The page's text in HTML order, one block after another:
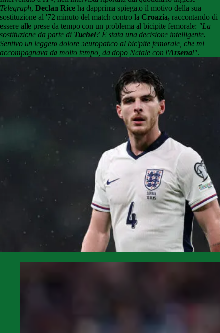
Telegraph, Declan Rice ha dapprima spiegato il motivo della sua
sostituzione al '72 minuto del match contro la Croazia, raccontando di
essere alle prese da tempo con un problema al bicipite femorale: "La
sostituzione da parte di Tuchel? È stata una decisione intelligente.
Sentivo un leggero dolore neuropatico al bicipite femorale, che mi
accompagnava da molto tempo, da dopo Natale con l'Arsenal".